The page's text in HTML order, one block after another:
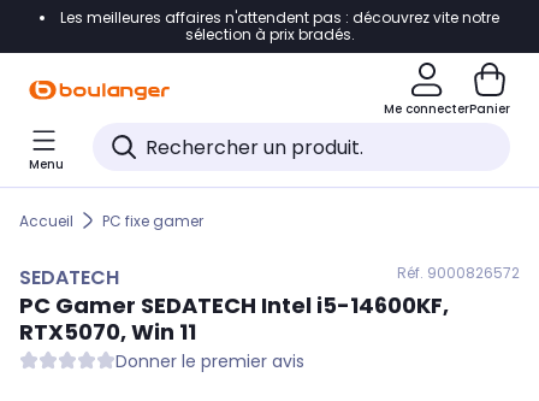
Accéder directement à la navigation
Accéder directement au pied de page
Accéder directement au chatbot
Les meilleures affaires n'attendent pas : découvrez vite notre
sélection à prix bradés.
Me connecterPanier
Menu
Accueil PC fixe gamer
SEDATECH Réf. 9000826572
PC Gamer SEDATECH Intel i5-14600KF,
RTX5070, Win 11
Donner le premier avis